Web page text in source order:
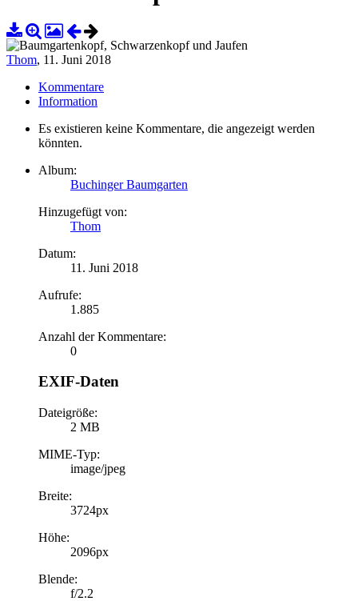
Thom, 11. Juni 2018
Kommentare
Information
Es existieren keine Kommentare, die angezeigt werden
könnten.
Album:
Buchinger Baumgarten
Hinzugefügt von:
Thom
Datum:
11. Juni 2018
Aufrufe:
1.885
Anzahl der Kommentare:
0
EXIF-Daten
Dateigröße:
2 MB
MIME-Typ:
image/jpeg
Breite:
3724px
Höhe:
2096px
Blende:
f/2.2